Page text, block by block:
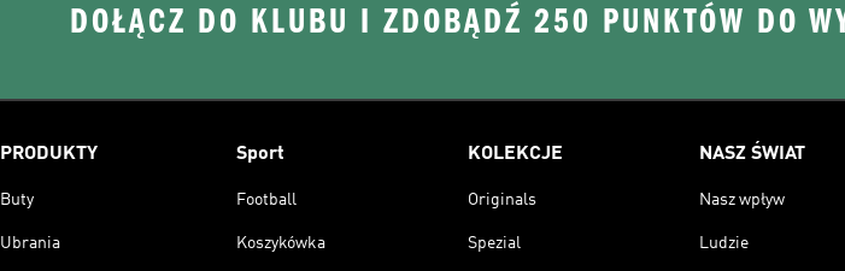
DOŁĄCZ DO KLUBU I ZDOBĄDŹ 250 PUNKTÓW DO
PRODUKTY
Buty
Ubrania
Sport
Football
Koszykówka
KOLEKCJE
Originals
Spezial
NASZ ŚWIAT
Nasz wpływ
Ludzie